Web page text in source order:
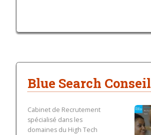
Blue Search Conseil
Cabinet de Recrutement
spécialisé dans les
domaines du High Tech